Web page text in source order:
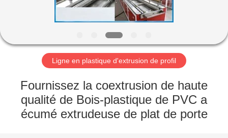
PROPOS
DE
NOUS
VISITE
D'USINE
Ligne en plastique d'extrusion de profil
Fournissez la coextrusion de haute
qualité de Bois-plastique de PVC a
écumé extrudeuse de plat de porte